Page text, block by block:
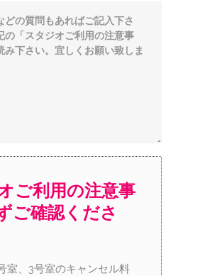
ご利用の注意事
ご確認くださ
室、3号室のキャンセル料